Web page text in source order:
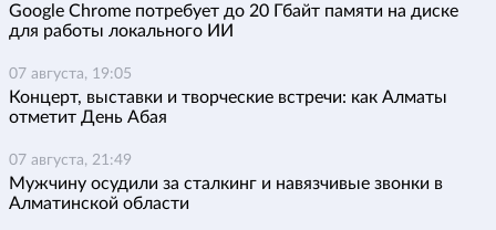
Google Chrome потребует до 20 Гбайт памяти на диске
для работы локального ИИ
07 августа, 19:05
Концерт, выставки и творческие встречи: как Алматы
отметит День Абая
07 августа, 21:49
Мужчину осудили за сталкинг и навязчивые звонки в
Алматинской области